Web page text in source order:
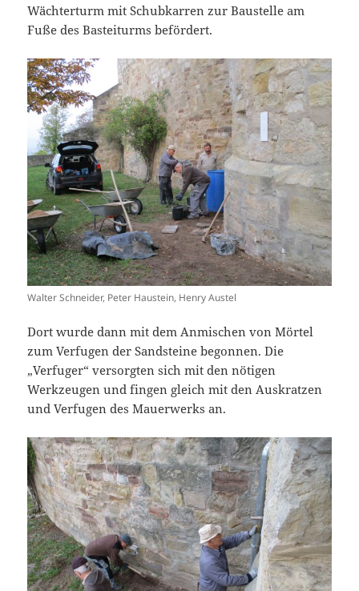
Wächterturm mit Schubkarren zur Baustelle am
Fuße des Basteiturms befördert.
Walter Schneider, Peter Haustein, Henry Austel
Dort wurde dann mit dem Anmischen von Mörtel
zum Verfugen der Sandsteine begonnen. Die
„Verfuger“ versorgten sich mit den nötigen
Werkzeugen und fingen gleich mit den Auskratzen
und Verfugen des Mauerwerks an.